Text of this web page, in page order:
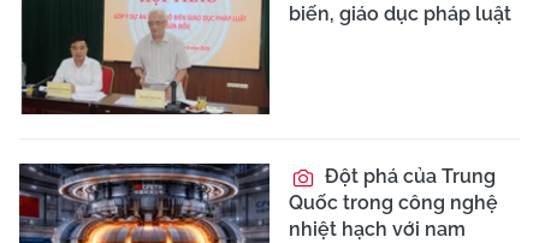
biến, giáo dục pháp luật
Đột phá của Trung
Quốc trong công nghệ
nhiệt hạch với nam